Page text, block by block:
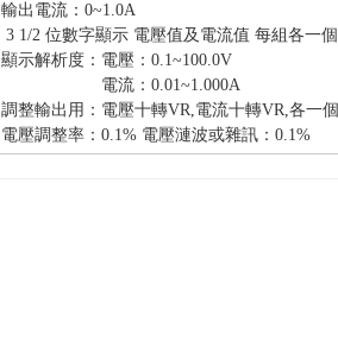
輸出電流：0~1.0A
3 1/2 位數字顯示 電壓值及電流值 每組各一個
顯示解析度：電壓：0.1~100.0V
電流：0.01~1.000A
調整輸出用：電壓十轉VR,電流十轉VR,各一個
電壓調整率：0.1% 電壓漣波或雜訊：0.1%